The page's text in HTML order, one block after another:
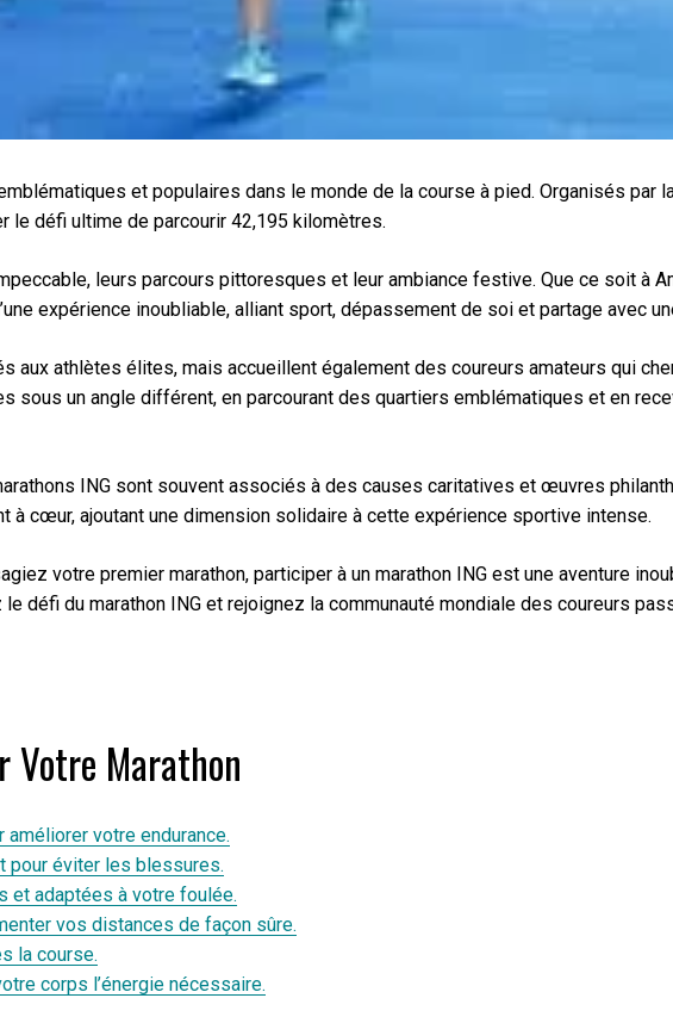
et populaires dans le monde de la course à pied. Organisés
le défi ultime de parcourir 42,195 kilomètres.
leurs parcours pittoresques et leur ambiance festive. Que ce soit à
expérience inoubliable, alliant sport, dépassement de soi et partage avec
athlètes élites, mais accueillent également des coureurs amateurs qui
sous un angle différent, en parcourant des quartiers emblématiques et en
ING sont souvent associés à des causes caritatives et œuvres
à cœur, ajoutant une dimension solidaire à cette expérience sportive intense.
votre premier marathon, participer à un marathon ING est une aventure
défi du marathon ING et rejoignez la communauté mondiale des coureurs
Votre Marathon
votre endurance.
pour éviter les blessures.
et adaptées à votre foulée.
vos distances de façon sûre.
la course.
corps l’énergie nécessaire.